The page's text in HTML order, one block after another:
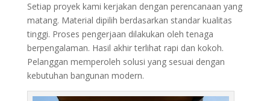
Setiap proyek kami kerjakan dengan perencanaan yang
matang. Material dipilih berdasarkan standar kualitas
tinggi. Proses pengerjaan dilakukan oleh tenaga
berpengalaman. Hasil akhir terlihat rapi dan kokoh.
Pelanggan memperoleh solusi yang sesuai dengan
kebutuhan bangunan modern.